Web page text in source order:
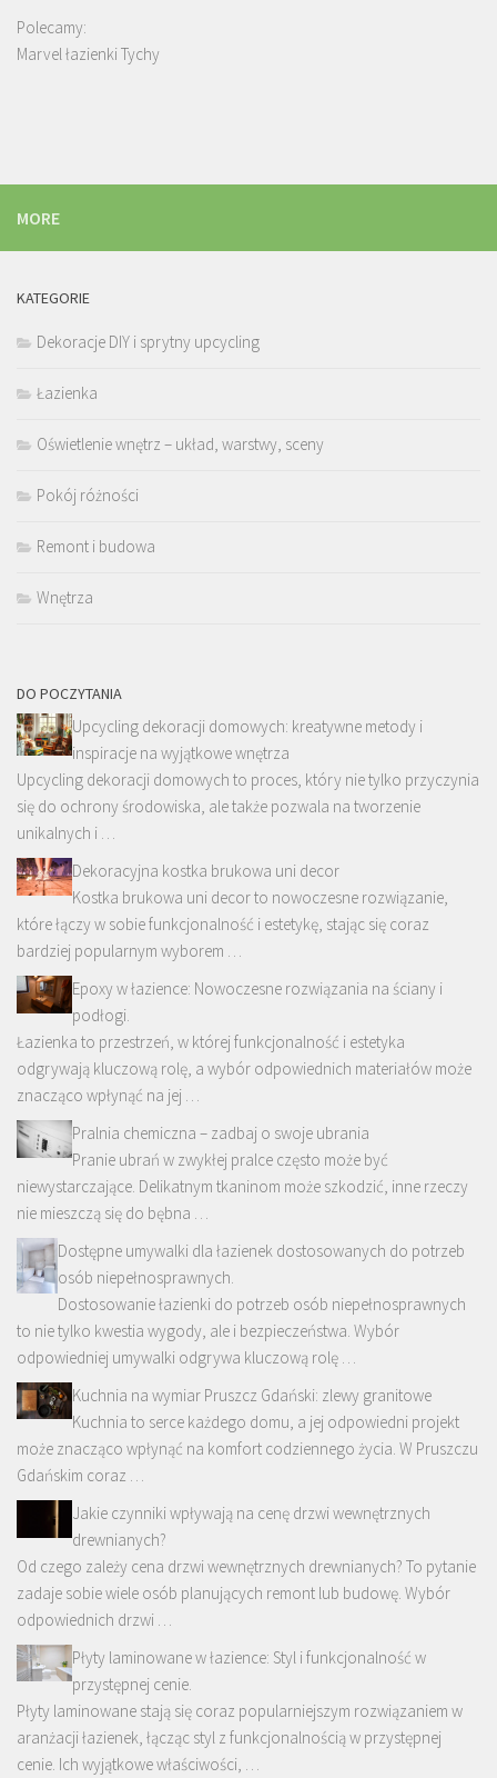
Polecamy:
Marvel łazienki Tychy
MORE
KATEGORIE
Dekoracje DIY i sprytny upcycling
Łazienka
Oświetlenie wnętrz – układ, warstwy, sceny
Pokój różności
Remont i budowa
Wnętrza
DO POCZYTANIA
Upcycling dekoracji domowych: kreatywne metody i
inspiracje na wyjątkowe wnętrza
Upcycling dekoracji domowych to proces, który nie tylko przyczynia
się do ochrony środowiska, ale także pozwala na tworzenie
unikalnych i …
Dekoracyjna kostka brukowa uni decor
Kostka brukowa uni decor to nowoczesne rozwiązanie,
które łączy w sobie funkcjonalność i estetykę, stając się coraz
bardziej popularnym wyborem …
Epoxy w łazience: Nowoczesne rozwiązania na ściany i
podłogi.
Łazienka to przestrzeń, w której funkcjonalność i estetyka
odgrywają kluczową rolę, a wybór odpowiednich materiałów może
znacząco wpłynąć na jej …
Pralnia chemiczna – zadbaj o swoje ubrania
Pranie ubrań w zwykłej pralce często może być
niewystarczające. Delikatnym tkaninom może szkodzić, inne rzeczy
nie mieszczą się do bębna …
Dostępne umywalki dla łazienek dostosowanych do potrzeb
osób niepełnosprawnych.
Dostosowanie łazienki do potrzeb osób niepełnosprawnych
to nie tylko kwestia wygody, ale i bezpieczeństwa. Wybór
odpowiedniej umywalki odgrywa kluczową rolę …
Kuchnia na wymiar Pruszcz Gdański: zlewy granitowe
Kuchnia to serce każdego domu, a jej odpowiedni projekt
może znacząco wpłynąć na komfort codziennego życia. W Pruszczu
Gdańskim coraz …
Jakie czynniki wpływają na cenę drzwi wewnętrznych
drewnianych?
Od czego zależy cena drzwi wewnętrznych drewnianych? To pytanie
zadaje sobie wiele osób planujących remont lub budowę. Wybór
odpowiednich drzwi …
Płyty laminowane w łazience: Styl i funkcjonalność w
przystępnej cenie.
Płyty laminowane stają się coraz popularniejszym rozwiązaniem w
aranżacji łazienek, łącząc styl z funkcjonalnością w przystępnej
cenie. Ich wyjątkowe właściwości, …